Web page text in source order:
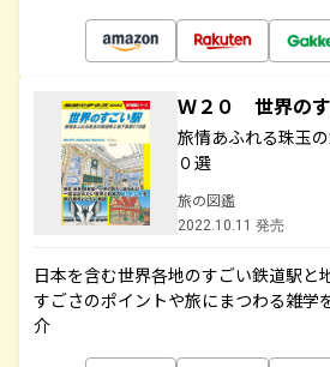
Ｗ２０ 世界の
旅情あふれる珠玉
０選
旅の図鑑
2022.10.11 発売
日本を含む世界各地のすごい鉄道駅と
すごさのポイントや旅にまつわる雑学
介